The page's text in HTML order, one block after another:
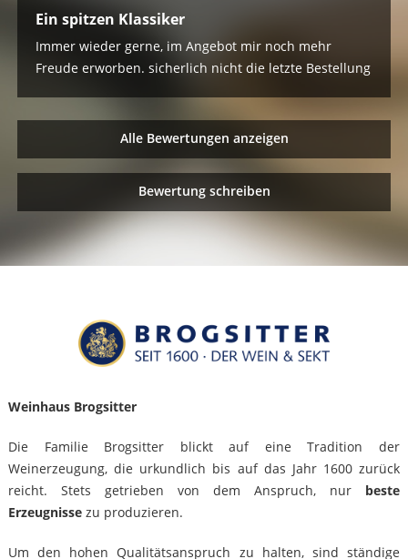
Ein spitzen Klassiker
Immer wieder gerne, im Angebot mir noch mehr
Freude erworben. sicherlich nicht die letzte Bestellung
Alle Bewertungen anzeigen
Bewertung schreiben
Weinhaus Brogsitter
Die Familie Brogsitter blickt auf eine Tradition der
Weinerzeugung, die urkundlich bis auf das Jahr 1600 zurück
reicht. Stets getrieben von dem Anspruch, nur beste
Erzeugnissezu produzieren.
Um den hohen Qualitätsanspruch zu halten, sind ständige